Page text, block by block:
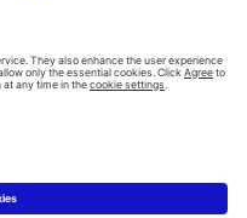
Instagram
Blog